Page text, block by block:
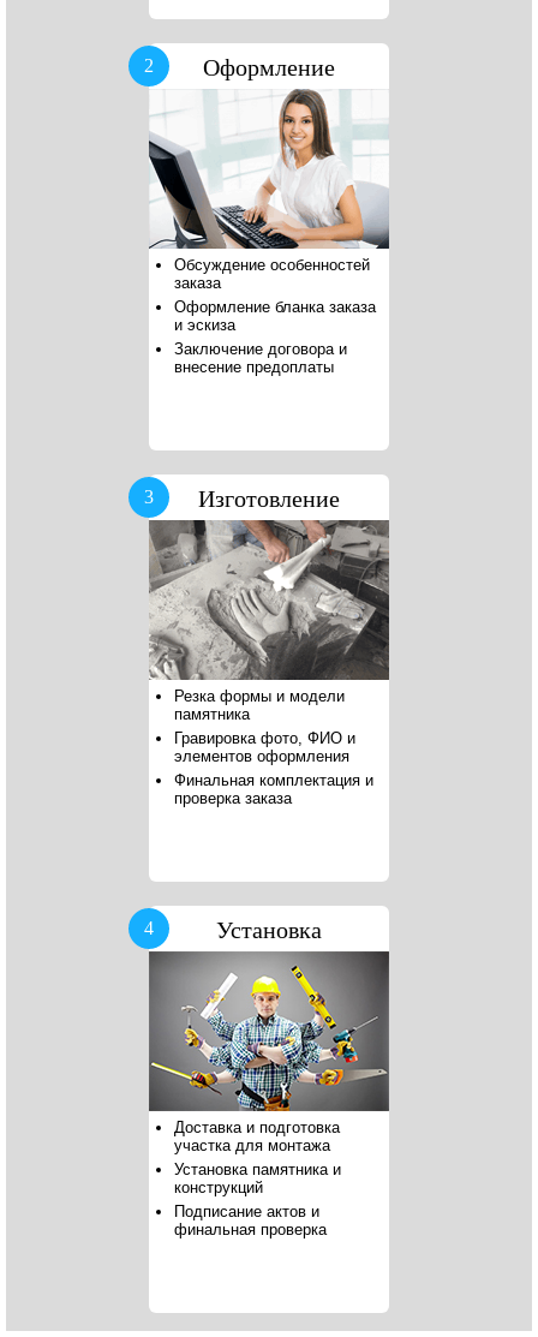
2 Оформление
Обсуждение особенностей
заказа
Оформление бланка заказа
и эскиза
Заключение договора и
внесение предоплаты
3 Изготовление
Резка формы и модели
памятника
Гравировка фото, ФИО и
элементов оформления
Финальная комплектация и
проверка заказа
4 Установка
Доставка и подготовка
участка для монтажа
Установка памятника и
конструкций
Подписание актов и
финальная проверка